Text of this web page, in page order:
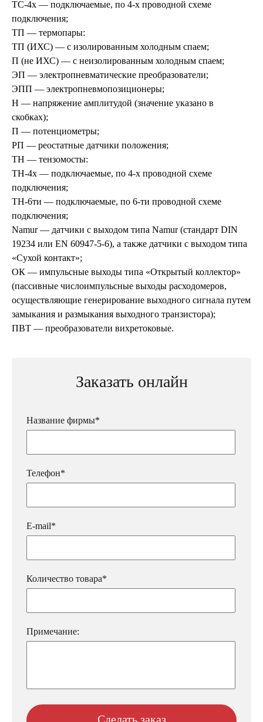
ТС-4х — подключаемые, по 4-х проводной схеме
подключения;
ТП — термопары:
ТП (ИХС) — с изолированным холодным спаем;
П (не ИХС) — с неизолированным холодным спаем;
ЭП — электропневматические преобразователи;
ЭПП — электропневмопозиционеры;
Н — напряжение амплитудой (значение указано в
скобках);
П — потенциометры;
РП — реостатные датчики положения;
ТН — тензомосты:
ТН-4х — подключаемые, по 4-х проводной схеме
подключения;
ТН-6ти — подключаемые, по 6-ти проводной схеме
подключения;
Namur — датчики с выходом типа Namur (стандарт DIN
19234 или EN 60947-5-6), а также датчики с выходом типа
«Сухой контакт»;
ОК — импульсные выходы типа «Открытый коллектор»
(пассивные числоимпульсные выходы расходомеров,
осуществляющие генерирование выходного сигнала путем
замыкания и размыкания выходного транзистора);
ПВТ — преобразователи вихретоковые.
Заказать онлайн
Название фирмы*
Телефон*
E-mail*
Количество товара*
Примечание: